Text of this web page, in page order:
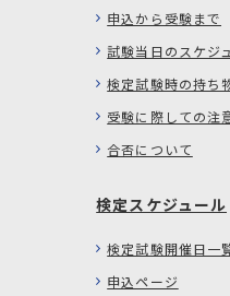
申込から受験まで
試験当日のスケジ
検定試験時の持ち
受験に際しての注
合否について
検定スケジュール
検定試験開催日一
申込ページ